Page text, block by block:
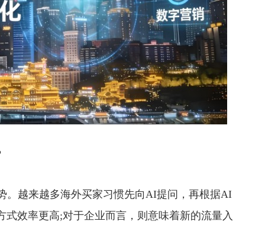
越来越多海外买家习惯先向AI提问，再根据AI
效率更高;对于企业而言，则意味着新的流量入